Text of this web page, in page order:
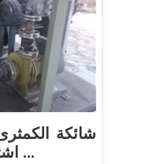
شائكة
اشتري بالرخيص شائكة ...